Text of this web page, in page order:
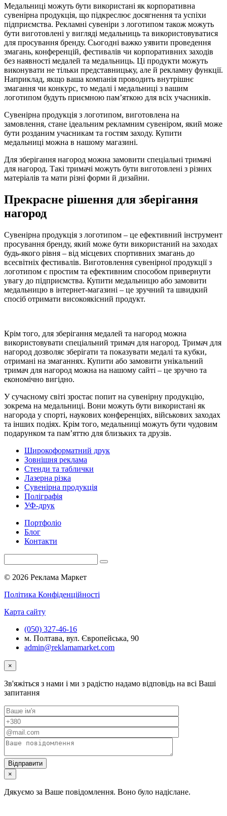
Медальниці можуть бути використані як корпоративна
сувенірна продукція, що підкреслює досягнення та успіхи
підприємства. Рекламні сувеніри з логотипом також можуть
бути виготовлені у вигляді медальниць та використовуватися
для просування бренду. Сьогодні важко уявити проведення
змагань, конференцій, фестивалів чи корпоративних заходів
без наявності медалей та медальниць. Ці продукти можуть
виконувати не тільки представницьку, але й рекламну функції.
Наприклад, якщо ваша компанія проводить внутрішнє
змагання чи конкурс, то медалі і медальниці з вашим
логотипом будуть приємною пам’яткою для всіх учасників.
Сувенірна продукція з логотипом, виготовлена на
замовлення, стане ідеальним рекламним сувеніром, який може
бути розданим учасникам та гостям заходу. Купити
медальниці можна в нашому магазині.
Для зберігання нагород можна замовити спеціальні тримачі
для нагород. Такі тримачі можуть бути виготовлені з різних
матеріалів та мати різні форми й дизайни.
Прекрасне рішення для зберігання
нагород
Сувенірна продукція з логотипом – це ефективний інструмент
просування бренду, який може бути використаний на заходах
будь-якого рівня – від місцевих спортивних змагань до
всесвітніх фестивалів. Виготовлення сувенірної продукції з
логотипом є простим та ефективним способом привернути
увагу до підприємства. Купити медальницю або замовити
медальницю в інтернет-магазині – це зручний та швидкий
спосіб отримати високоякісний продукт.
Крім того, для зберігання медалей та нагород можна
використовувати спеціальний тримач для нагород. Тримач для
нагород дозволяє зберігати та показувати медалі та кубки,
отримані на змаганнях. Купити або замовити унікальний
тримач для нагород можна на нашому сайті – це зручно та
економічно вигідно.
У сучасному світі зростає попит на сувенірну продукцію,
зокрема на медальниці. Вони можуть бути використані як
нагорода у спорті, наукових конференціях, військових заходах
та інших подіях. Крім того, медальниці можуть бути чудовим
подарунком та пам’яттю для близьких та друзів.
Широкоформатний друк
Зовнішня реклама
Стенди та таблички
Лазерна різка
Сувенірна продукція
Поліграфія
УФ-друк
Портфоліо
Блог
Контакти
© 2026 Реклама Маркет
Політика Конфіденційності
Карта сайту
(050) 327-46-16
м. Полтава, вул. Європейська, 90
admin@reklamamarket.com
×
Зв'яжіться з нами і ми з радістю надамо відповідь на всі Ваші
запитання
×
Дякуємо за Ваше повідомлення. Воно було надіслане.